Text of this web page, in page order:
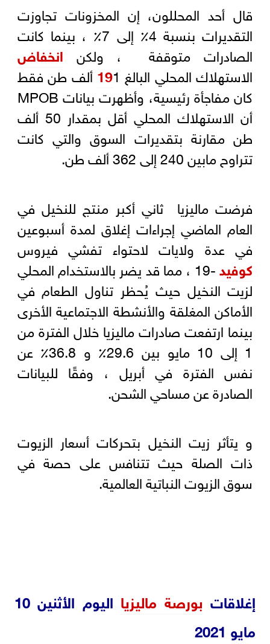
قال أحد المحللون، إن المخزونات تجاوزت
التقديرات بنسبة 4٪ إلى 7٪ ، بينما كانت
الصادرات متوقفة ، ولكن انخفاض
الاستهلاك المحلي البالغ 191 ألف طن فقط
كان مفاجأة رئيسية، وأظهرت بيانات MPOB
أن الاستهلاك المحلي أقل بمقدار 50 ألف
طن مقارنة بتقديرات السوق والتي كانت
تتراوح مابين 240 إلى 362 ألف طن.
فرضت ماليزيا ثاني أكبر منتج للنخيل في
العام الماضي إجراءات إغلاق لمدة أسبوعين
في عدة ولايات لاحتواء تفشي فيروس
كوفيد
-19 ، مما قد يضر بالاستخدام المحلي
لزيت النخيل حيث يُحظر تناول الطعام في
الأماكن المغلقة والأنشطة الاجتماعية الأخرى
بينما ارتفعت صادرات ماليزيا خلال الفترة من
1 إلى 10 مايو بين 29.6٪ و 36.8٪ عن
نفس الفترة في أبريل ، وفقًا للبيانات
الصادرة عن مساحي الشحن.
و يتأثر زيت النخيل بتحركات أسعار الزيوت
ذات الصلة حيث تتنافس على حصة في
سوق الزيوت النباتية العالمية.
إغلاقات بورصة ماليزيا
اليوم الأثنين 10
مايو 2021